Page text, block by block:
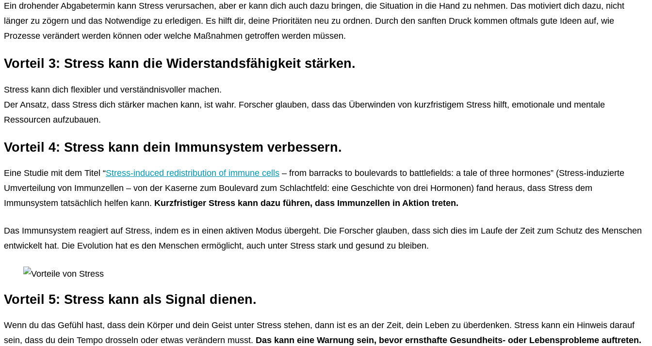
Ein drohender Abgabetermin kann Stress verursachen, aber er kann dich auch dazu bringen, die Situation in die Hand zu nehmen. Das motiviert dich dazu, nicht
länger zu zögern und das Notwendige zu erledigen. Es hilft dir, deine Prioritäten neu zu ordnen. Durch den sanften Druck kommen oftmals gute Ideen auf, wie
Prozesse verändert werden können oder welche Maßnahmen getroffen werden müssen.
Vorteil 3: Stress kann die Widerstandsfähigkeit stärken.
Stress kann dich flexibler und verständnisvoller machen.
Der Ansatz, dass Stress dich stärker machen kann, ist wahr. Forscher glauben, dass das Überwinden von kurzfristigem Stress hilft, emotionale und mentale
Ressourcen aufzubauen.
Vorteil 4: Stress kann dein Immunsystem verbessern.
Eine Studie mit dem Titel “Stress-induced redistribution of immune cells – from barracks to boulevards to battlefields: a tale of three hormones” (Stress-induzierte
Umverteilung von Immunzellen – von der Kaserne zum Boulevard zum Schlachtfeld: eine Geschichte von drei Hormonen) fand heraus, dass Stress dem
Immunsystem tatsächlich helfen kann. Kurzfristiger Stress kann dazu führen, dass Immunzellen in Aktion treten.
Das Immunsystem reagiert auf Stress, indem es in einen aktiven Modus übergeht. Die Forscher glauben, dass sich dies im Laufe der Zeit zum Schutz des Menschen
entwickelt hat. Die Evolution hat es den Menschen ermöglicht, auch unter Stress stark und gesund zu bleiben.
Vorteil 5: Stress kann als Signal dienen.
Wenn du das Gefühl hast, dass dein Körper und dein Geist unter Stress stehen, dann ist es an der Zeit, dein Leben zu überdenken. Stress kann ein Hinweis darauf
sein, dass du dein Tempo drosseln oder etwas verändern musst. Das kann eine Warnung sein, bevor ernsthafte Gesundheits- oder Lebensprobleme auftreten.